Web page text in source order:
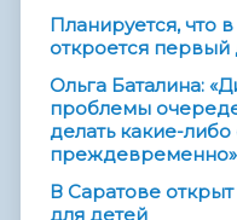
Планируется, что
откроется первый
Ольга Баталина:
проблемы
делать какие-
преждевременно»
В Саратове
для детей